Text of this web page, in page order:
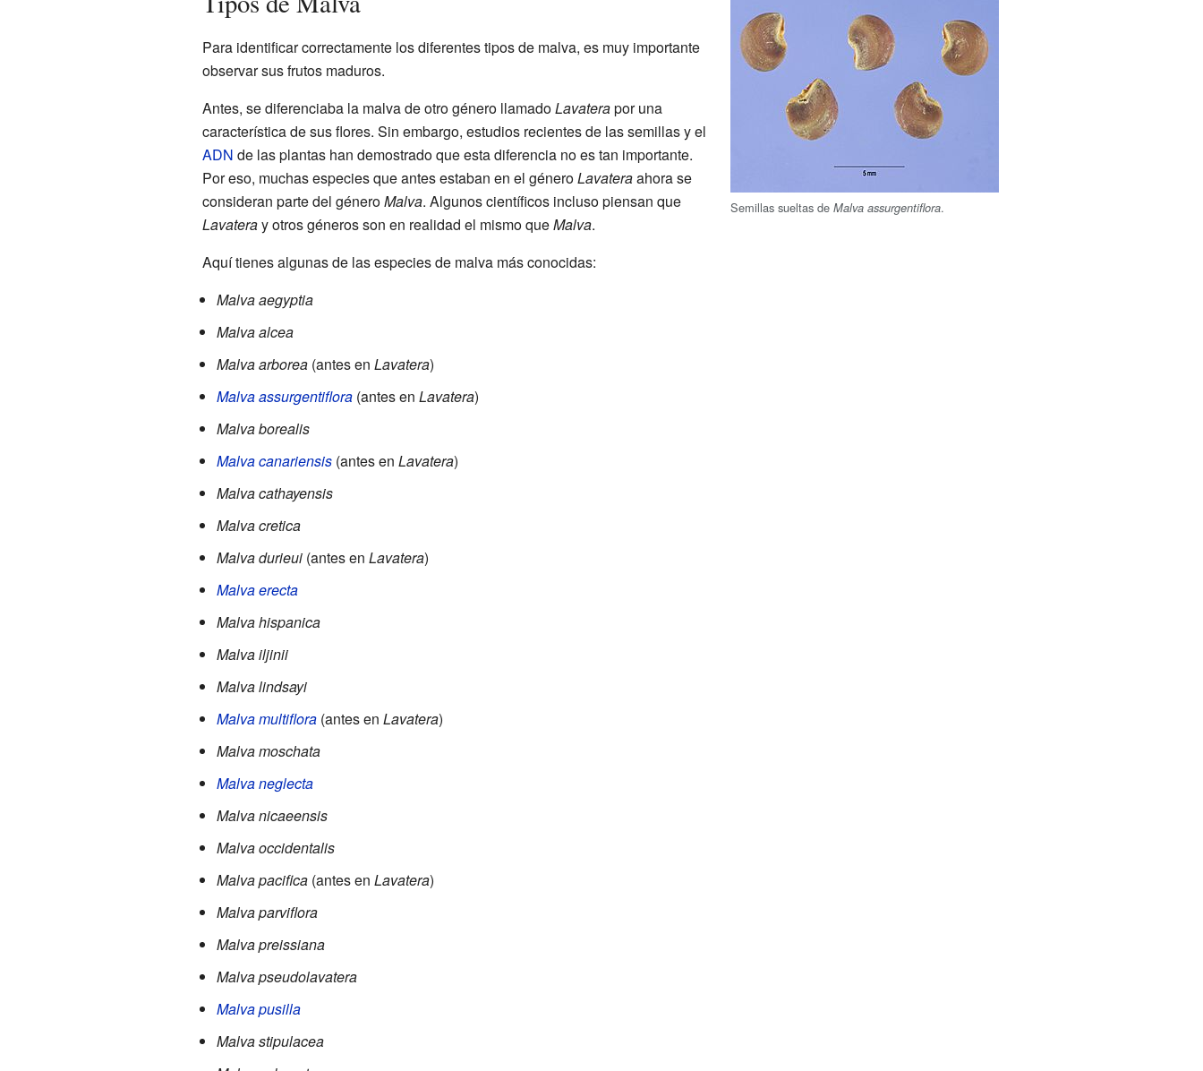
Semillas sueltas deMalva assurgentiflora.
Para identificar correctamente los diferentes tipos de malva, es muy importante
observar sus frutos maduros.
Antes, se diferenciaba la malva de otro género llamadoLavaterapor una
característica de sus flores. Sin embargo, estudios recientes de las semillas y el
ADN de las plantas han demostrado que esta diferencia no es tan importante.
Por eso, muchas especies que antes estaban en el géneroLavateraahora se
consideran parte del géneroMalva. Algunos científicos incluso piensan que
Lavateray otros géneros son en realidad el mismo queMalva.
Aquí tienes algunas de las especies de malva más conocidas:
Malva aegyptia
Malva alcea
Malva arborea(antes en Lavatera)
Malva assurgentiflora(antes en Lavatera)
Malva borealis
Malva canariensis(antes en Lavatera)
Malva cathayensis
Malva cretica
Malva durieui(antes en Lavatera)
Malva erecta
Malva hispanica
Malva iljinii
Malva lindsayi
Malva multiflora(antes en Lavatera)
Malva moschata
Malva neglecta
Malva nicaeensis
Malva occidentalis
Malva pacifica(antes en Lavatera)
Malva parviflora
Malva preissiana
Malva pseudolavatera
Malva pusilla
Malva stipulacea